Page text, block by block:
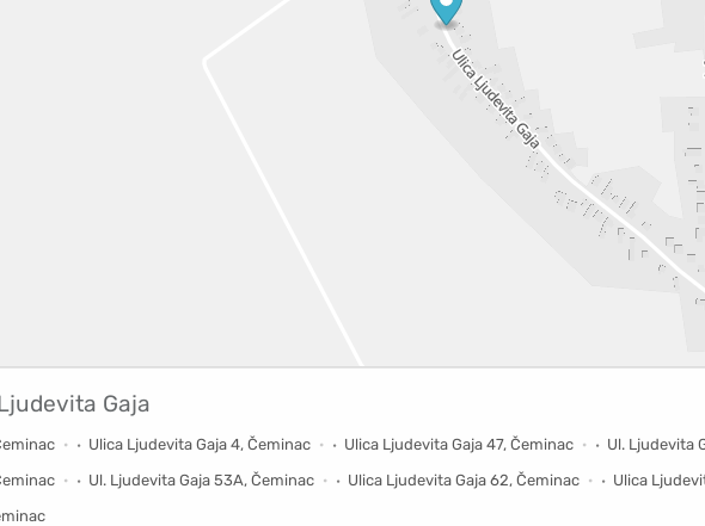
Gaja
Ulica Ljudevita Gaja 4, Čeminac Ulica Ljudevita Gaja 47, Čeminac Ul. Ljudevita
Ul. Ljudevita Gaja 53A, Čeminac Ulica Ljudevita Gaja 62, Čeminac Ulica